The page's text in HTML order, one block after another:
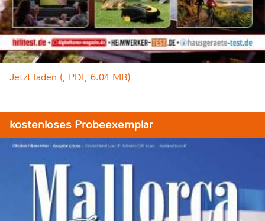
Jetzt laden (, PDF, 6.04 MB)
kostenloses Probeexemplar